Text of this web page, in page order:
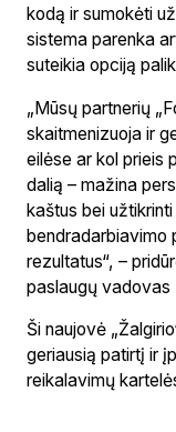
kodą ir sumokėti
sistema parenka
suteikia opciją
„Mūsų partnerių
skaitmenizuoja ir
eilėse ar kol prieis
dalią – mažina
kaštus bei
bendradarbiavimo
rezultatus“, –
paslaugų vadovas
Ši naujovė
geriausią patirtį ir
reikalavimų